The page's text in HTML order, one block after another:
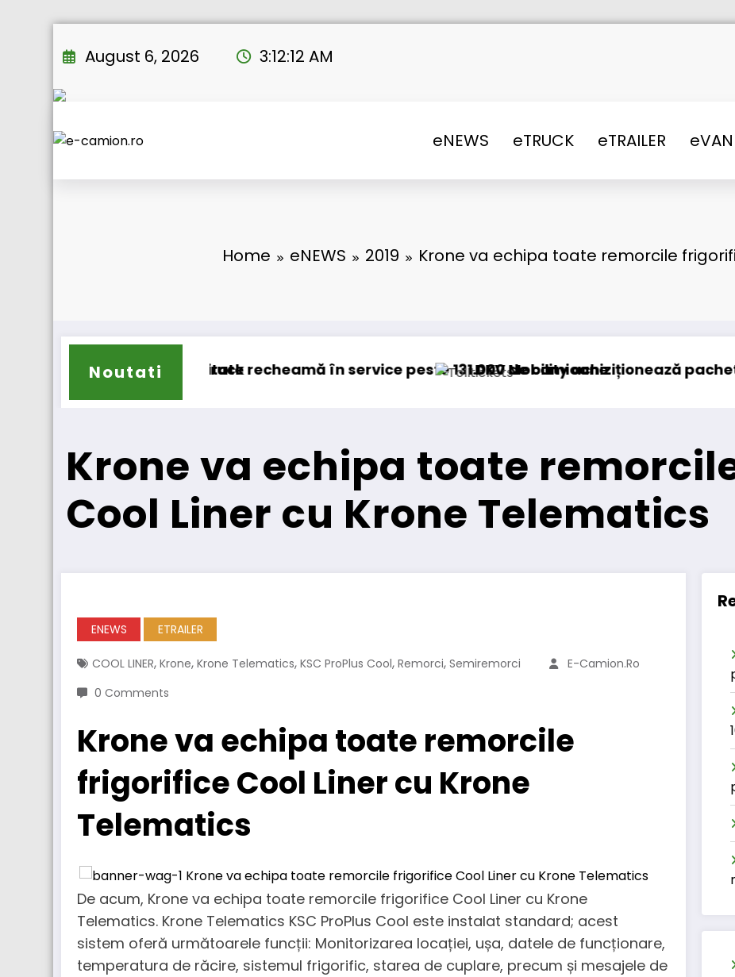
to
August 6, 2026 3:12:13 AM
eNEWS eTRUCK eTRAILER eVAN
Home eNEWS 2019 Krone va echipa toate remorcile
Noutati
în service peste 131.000 de camioaneDKV Mobility achiziționează pachetul majoritar de acțiuni la Tolltickets
Windrose intră în
Krone va echipa toate
Cool Liner cu Krone Telematics
ENEWS ETRAILER
COOL LINER, Krone, Krone Telematics, KSC ProPlus Cool, Remorci, Semiremorci
E-Camion.ro
0 Comments
Krone va echipa toate remorcile
frigorifice Cool Liner cu Krone
Telematics
De acum, Krone va echipa toate remorcile frigorifice Cool Liner cu Krone
Telematics. Krone Telematics KSC ProPlus Cool este instalat standard; acest
sistem oferă următoarele funcții: Monitorizarea locației, ușa, datele de funcționare,
temperatura de răcire, sistemul frigorific, starea de cuplare, precum și mesajele de